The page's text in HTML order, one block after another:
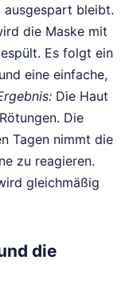
bleibt.
die Maske mit
Es folgt ein
eine einfache,
Die Haut
Die
Tagen nimmt die
zu reagieren.
gleichmäßig
die